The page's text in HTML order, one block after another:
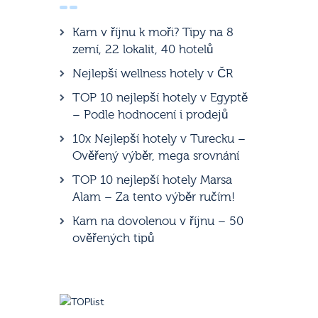
Kam v říjnu k moři? Tipy na 8
zemí, 22 lokalit, 40 hotelů
Nejlepší wellness hotely v ČR
TOP 10 nejlepší hotely v Egyptě
– Podle hodnocení i prodejů
10x Nejlepší hotely v Turecku –
Ověřený výběr, mega srovnání
TOP 10 nejlepší hotely Marsa
Alam – Za tento výběr ručím!
Kam na dovolenou v říjnu – 50
ověřených tipů